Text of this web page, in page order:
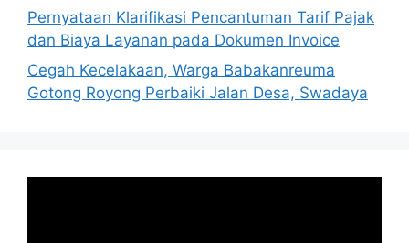
Pernyataan Klarifikasi Pencantuman Tarif Pajak
dan Biaya Layanan pada Dokumen Invoice
Cegah Kecelakaan, Warga Babakanreuma
Gotong Royong Perbaiki Jalan Desa, Swadaya